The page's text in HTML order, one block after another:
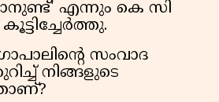
എന്നും കെ സി
സംവാദ
നിങ്ങളുടെ